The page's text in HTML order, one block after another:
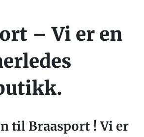
– Vi er en
til Braasport ! Vi er